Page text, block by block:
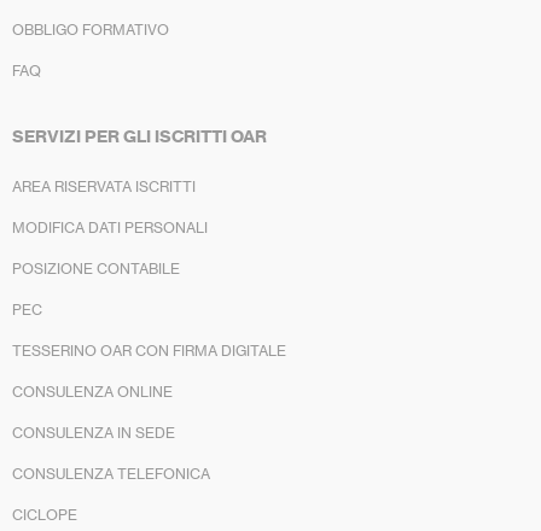
OBBLIGO FORMATIVO
FAQ
SERVIZI PER GLI ISCRITTI OAR
AREA RISERVATA ISCRITTI
MODIFICA DATI PERSONALI
POSIZIONE CONTABILE
PEC
TESSERINO OAR CON FIRMA DIGITALE
CONSULENZA ONLINE
CONSULENZA IN SEDE
CONSULENZA TELEFONICA
CICLOPE